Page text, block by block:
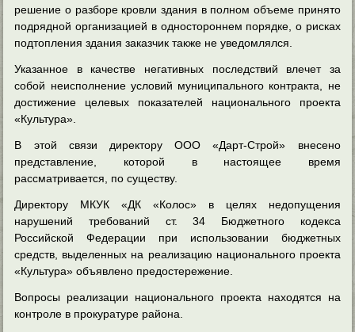
решение о разборе кровли здания в полном объеме принято
подрядной организацией в одностороннем порядке, о рисках
подтопления здания заказчик также не уведомлялся.
Указанное в качестве негативных последствий влечет за
собой неисполнение условий муниципального контракта, не
достижение целевых показателей национального проекта
«Культура».
В этой связи директору ООО «Дарт-Строй» внесено
представление, которой в настоящее время
рассматривается, по существу.
Директору МКУК «ДК «Колос» в целях недопущения
нарушений требований ст. 34 Бюджетного кодекса
Российской Федерации при использовании бюджетных
средств, выделенных на реализацию национального проекта
«Культура» объявлено предостережение.
Вопросы реализации национального проекта находятся на
контроле в прокуратуре района.